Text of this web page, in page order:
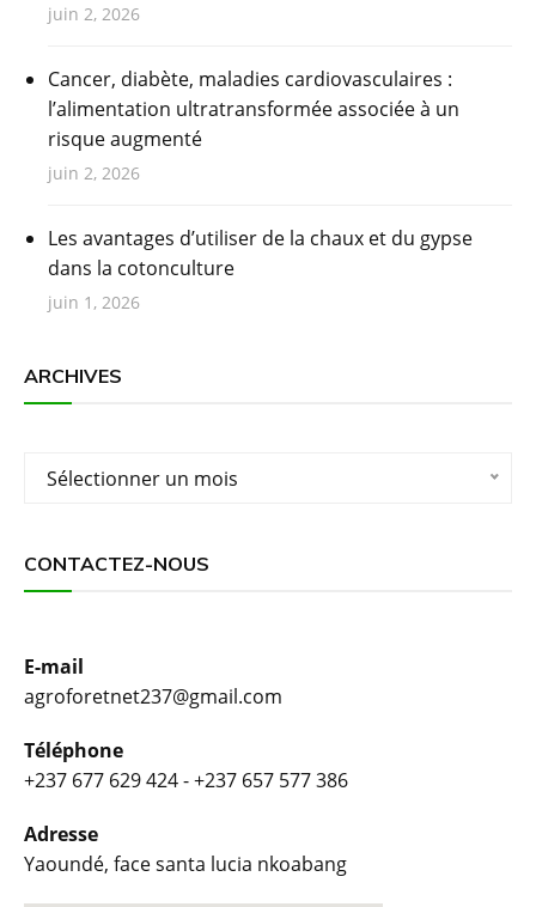
juin 2, 2026
Cancer, diabète, maladies cardiovasculaires :
l’alimentation ultratransformée associée à un
risque augmenté
juin 2, 2026
Les avantages d’utiliser de la chaux et du gypse
dans la cotonculture
juin 1, 2026
ARCHIVES
Archives
Sélectionner un mois
CONTACTEZ-NOUS
E-mail
agroforetnet237@gmail.com
Téléphone
+237 677 629 424 - +237 657 577 386
Adresse
Yaoundé, face santa lucia nkoabang